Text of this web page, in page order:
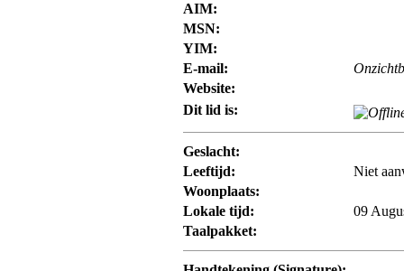
AIM:
MSN:
YIM:
E-mail:
Website:
Dit lid is:
Geslacht:
Leeftijd:
Niet
Woonplaats:
Lokale tijd:
09
Taalpakket: